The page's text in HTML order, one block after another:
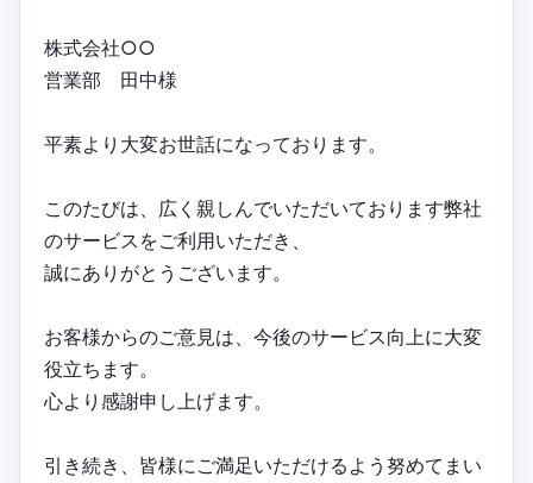
株式会社○○
営業部 田中様
平素より大変お世話になっております。
このたびは、広く親しんでいただいております弊社
のサービスをご利用いただき、
誠にありがとうございます。
お客様からのご意見は、今後のサービス向上に大変
役立ちます。
心より感謝申し上げます。
引き続き、皆様にご満足いただけるよう努めてまい